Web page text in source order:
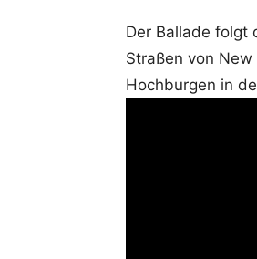
Der Ballade folgt
Straßen von New
Hochburgen in